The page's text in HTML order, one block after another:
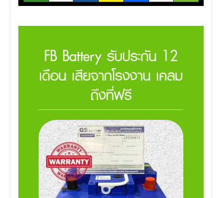
FB Battery รับประกัน 12
เดือน เสียจากโรงงาน เคลม
ถึงที่ฟรี